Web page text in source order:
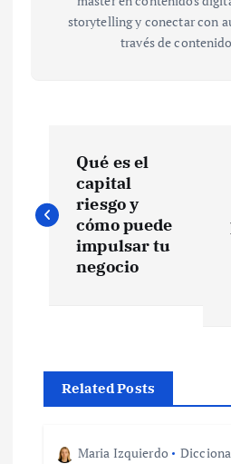
storytelling y conectar con
través de
a
v
a
c
Qué es el
capital
riesgo y
cómo puede
impulsar tu
negocio
Related Posts
Maria Izquierdo